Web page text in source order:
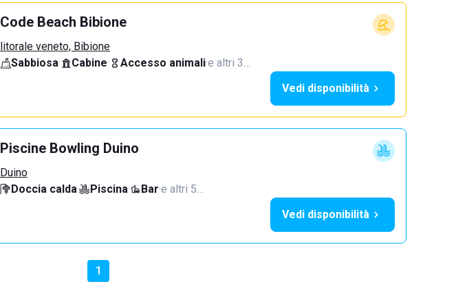
Code Beach Bibione
litorale veneto, Bibione
Sabbiosa· Cabine· Accesso animali·e altri 3…
Vedi disponibilità
Piscine Bowling Duino
Duino
Doccia calda· Piscina· Bar·e altri 5…
Vedi disponibilità
1